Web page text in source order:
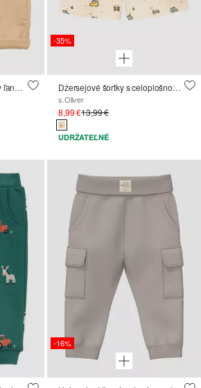
Voľné bavlnené nohavice v ľanovom vzhľade
-35%
Džersejové šortky s celoplošnou potlačou a šnúrkou
s.Oliver
8,99 €13,99 €
UDRŽATEĽNÉ
-16%